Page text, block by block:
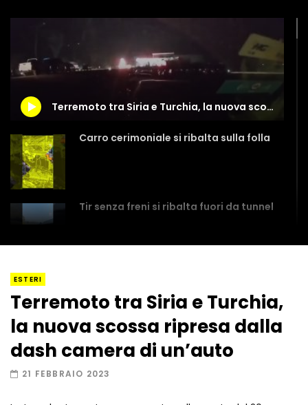
Terremoto tra Siria e Turchia, la nuova scossa ripresa dalla dash camera di un’auto
Carro cerimoniale si ribalta sulla folla
Tir senza freni si ribalta fuori da tunnel
Amiocuggino fa saltare in aria il drone
ESTERI
Terremoto tra Siria e Turchia,
la nuova scossa ripresa dalla
dash camera di un’auto
21 FEBBRAIO 2023